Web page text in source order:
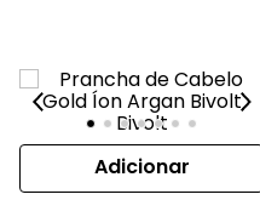
Adicionar